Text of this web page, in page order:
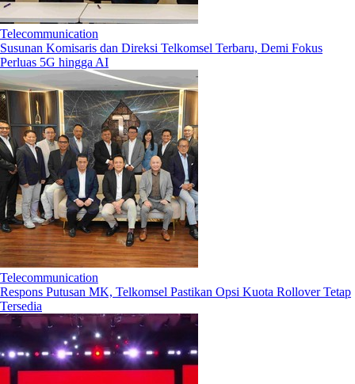
Telecommunication
Susunan Komisaris dan Direksi Telkomsel Terbaru, Demi Fokus
Perluas 5G hingga AI
Telecommunication
Respons Putusan MK, Telkomsel Pastikan Opsi Kuota Rollover Tetap
Tersedia